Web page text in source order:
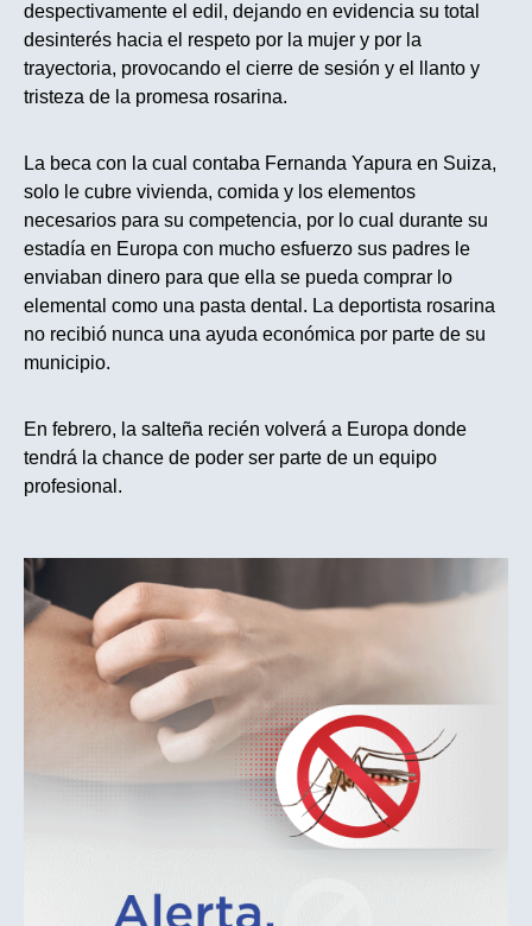
despectivamente el edil, dejando en evidencia su total
desinterés hacia el respeto por la mujer y por la
trayectoria, provocando el cierre de sesión y el llanto y
tristeza de la promesa rosarina.
La beca con la cual contaba Fernanda Yapura en Suiza,
solo le cubre vivienda, comida y los elementos
necesarios para su competencia, por lo cual durante su
estadía en Europa con mucho esfuerzo sus padres le
enviaban dinero para que ella se pueda comprar lo
elemental como una pasta dental. La deportista rosarina
no recibió nunca una ayuda económica por parte de su
municipio.
En febrero, la salteña recién volverá a Europa donde
tendrá la chance de poder ser parte de un equipo
profesional.